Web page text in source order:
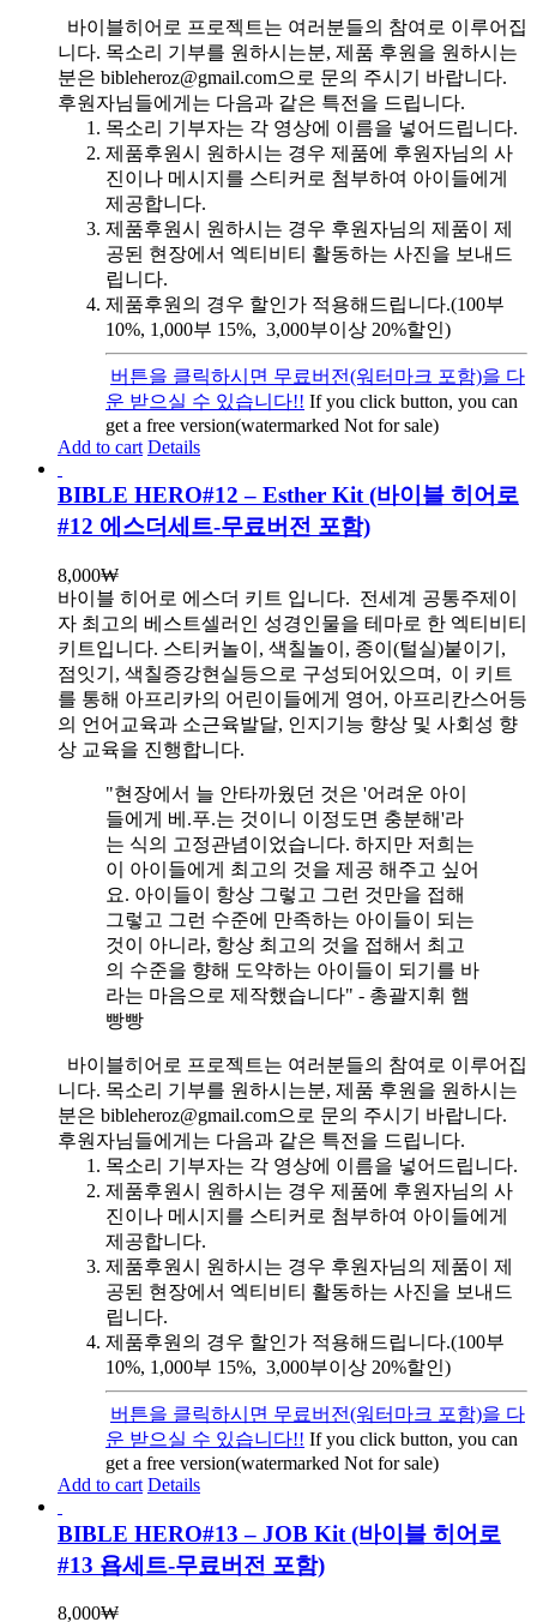
바이블히어로 프로젝트는 여러분들의 참여로 이루어집
니다. 목소리 기부를 원하시는분, 제품 후원을 원하시는
분은 bibleheroz@gmail.com으로 문의 주시기 바랍니다.
후원자님들에게는 다음과 같은 특전을 드립니다.
목소리 기부자는 각 영상에 이름을 넣어드립니다.
제품후원시 원하시는 경우 제품에 후원자님의 사
진이나 메시지를 스티커로 첨부하여 아이들에게
제공합니다.
제품후원시 원하시는 경우 후원자님의 제품이 제
공된 현장에서 엑티비티 활동하는 사진을 보내드
립니다.
제품후원의 경우 할인가 적용해드립니다.(100부
10%, 1,000부 15%, 3,000부이상 20%할인)
버튼을 클릭하시면 무료버전(워터마크 포함)을 다
운 받으실 수 있습니다!! If you click button, you can
get a free version(watermarked Not for sale)
Add to cart Details
BIBLE HERO#12 – Esther Kit (바이블 히어로
#12 에스더세트-무료버전 포함)
8,000₩
바이블 히어로 에스더 키트 입니다. 전세계 공통주제이
자 최고의 베스트셀러인 성경인물을 테마로 한 엑티비티
키트입니다. 스티커놀이, 색칠놀이, 종이(털실)붙이기,
점잇기, 색칠증강현실등으로 구성되어있으며, 이 키트
를 통해 아프리카의 어린이들에게 영어, 아프리칸스어등
의 언어교육과 소근육발달, 인지기능 향상 및 사회성 향
상 교육을 진행합니다.
"현장에서 늘 안타까웠던 것은 '어려운 아이
들에게 베.푸.는 것이니 이정도면 충분해'라
는 식의 고정관념이었습니다. 하지만 저희는
이 아이들에게 최고의 것을 제공 해주고 싶어
요. 아이들이 항상 그렇고 그런 것만을 접해
그렇고 그런 수준에 만족하는 아이들이 되는
것이 아니라, 항상 최고의 것을 접해서 최고
의 수준을 향해 도약하는 아이들이 되기를 바
라는 마음으로 제작했습니다" - 총괄지휘 햄
빵빵
바이블히어로 프로젝트는 여러분들의 참여로 이루어집
니다. 목소리 기부를 원하시는분, 제품 후원을 원하시는
분은 bibleheroz@gmail.com으로 문의 주시기 바랍니다.
후원자님들에게는 다음과 같은 특전을 드립니다.
목소리 기부자는 각 영상에 이름을 넣어드립니다.
제품후원시 원하시는 경우 제품에 후원자님의 사
진이나 메시지를 스티커로 첨부하여 아이들에게
제공합니다.
제품후원시 원하시는 경우 후원자님의 제품이 제
공된 현장에서 엑티비티 활동하는 사진을 보내드
립니다.
제품후원의 경우 할인가 적용해드립니다.(100부
10%, 1,000부 15%, 3,000부이상 20%할인)
버튼을 클릭하시면 무료버전(워터마크 포함)을 다
운 받으실 수 있습니다!! If you click button, you can
get a free version(watermarked Not for sale)
Add to cart Details
BIBLE HERO#13 – JOB Kit (바이블 히어로
#13 욥세트-무료버전 포함)
8,000₩